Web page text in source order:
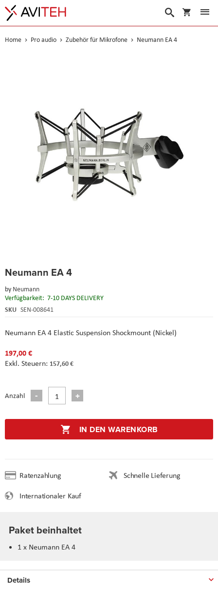
Suche
Home Pro audio Zubehör für Mikrofone Neumann EA 4
Neumann EA 4
by Neumann
Verfügbarkeit: 7-10 DAYS DELIVERY
SKU SEN-008641
Neumann EA 4 Elastic Suspension Shockmount (Nickel)
197,00 €
157,60 €
Anzahl
IN DEN WARENKORB
Ratenzahlung
Schnelle Lieferung
Internationaler Kauf
to
beginning
of
the
Paket beinhaltet
1 x Neumann EA 4
Details